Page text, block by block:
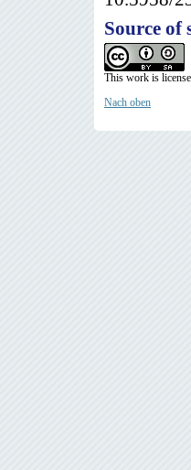
Source of
This work is
Nach oben